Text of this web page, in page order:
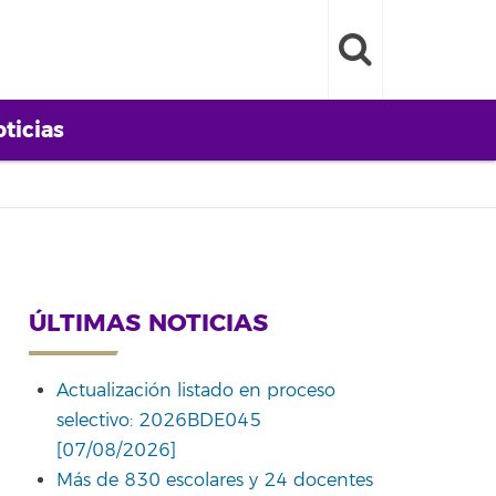
ÚLTIMAS NOTICIAS
Actualización listado en proceso
selectivo: 2026BDE045
[07/08/2026]
Más de 830 escolares y 24 docentes